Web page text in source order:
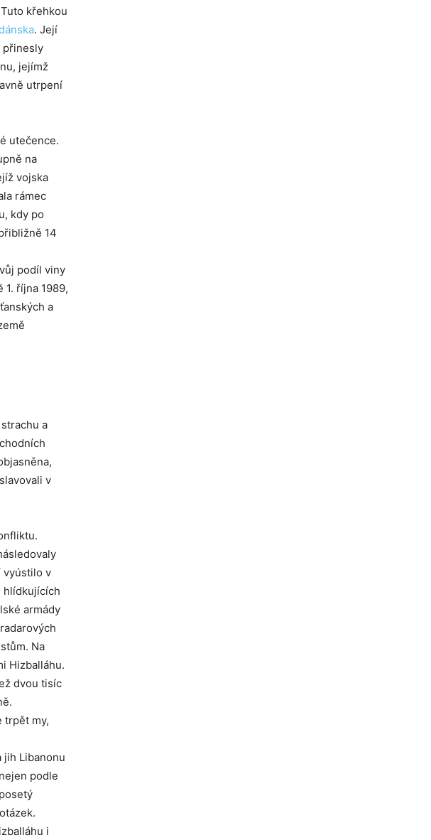
křehkou
. Její
přinesly
jejímž
utrpení
utečence.
na
vojska
rámec
kdy po
14
podíl viny
října 1989,
a
a
v
vyústilo v
hlídkujících
armády
Na
Hizballáhu.
dvou tisíc
trpět my,
jih Libanonu
podle
i